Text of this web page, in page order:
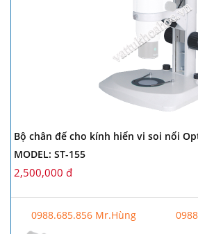
Bộ chân đế cho kính hiển vi soi nổi
MODEL: ST-155
2,500,000 đ
0988.685.856 Mr.Hùng